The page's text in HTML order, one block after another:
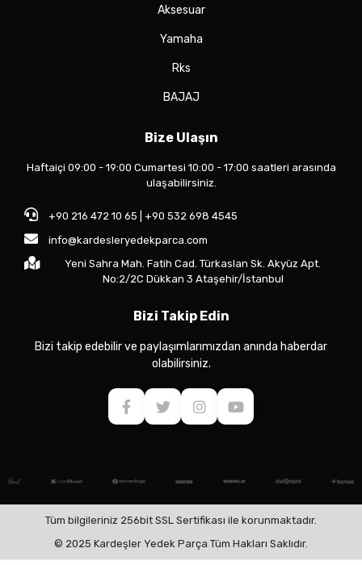
Aksesuar
Yamaha
Rks
BAJAJ
Bize Ulaşın
Haftaiçi 09:00 - 19:00 Cumartesi 10:00 - 17:00 saatleri arasında
ulaşabilirsiniz.
+90 216 472 10 65 | +90 532 698 4545
info@kardesleryedekparca.com
Yeni Sahra Mah. Fatih Cad. Türkaslan Sk. Akyüz Apt.
No:2/2C Dükkan 3 Ataşehir/İstanbul
Bizi Takip Edin
Bizi takip edebilir ve paylaşımlarımızdan anında haberdar
olabilirsiniz.
Tüm bilgileriniz 256bit SSL Sertifikası ile korunmaktadır.
© 2025 Kardeşler Yedek Parça Tüm Hakları Saklıdır.